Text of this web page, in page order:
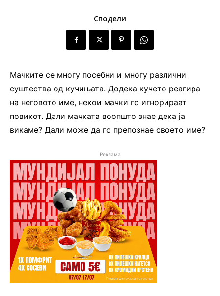
Сподели
Мачките се многу посебни и многу различни
суштества од кучињата. Додека кучето реагира
на неговото име, некои мачки го игнорираат
повикот. Дали мачката воопшто знае дека ја
викаме? Дали може да го препознае своето име?
Реклама